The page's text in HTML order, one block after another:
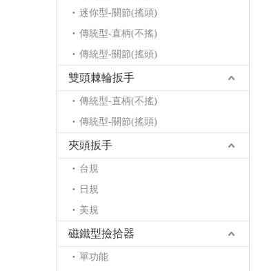
迷你型-關節(搖頭)
傳統型-直柄(不搖)
傳統型-關節(搖頭)
雙頭棘輪扳手
傳統型-直柄(不搖)
傳統型-關節(搖頭)
夾頭扳手
台規
日規
美規
磁鐵型撿拾器
單功能